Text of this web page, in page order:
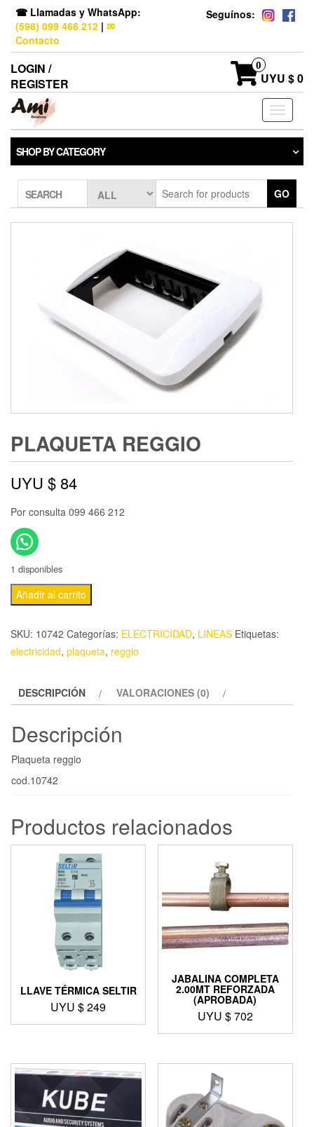
☎ Llamadas y WhatsApp:
(598) 099 466 212 | ✉
Contacto
Seguínos:
LOGIN /
REGISTER
0
UYU $ 0
Toggle
SHOP BY CATEGORY
SEARCH GO
PLAQUETA REGGIO
UYU $84
Por consulta 099 466 212
1 disponibles
Añadir al carrito
SKU: 10742 Categorías: ELECTRICIDAD, LINEAS Etiquetas:
electricidad, plaqueta, reggio
DESCRIPCIÓN VALORACIONES (0)
Descripción
Plaqueta reggio
cod.10742
Productos relacionados
LLAVE TÉRMICA SELTIR
UYU $249
JABALINA COMPLETA
2.00MT REFORZADA
(APROBADA)
UYU $702